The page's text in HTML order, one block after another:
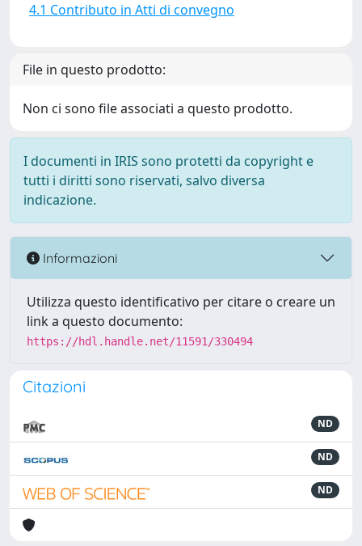
4.1 Contributo in Atti di convegno
File in questo prodotto:
Non ci sono file associati a questo prodotto.
I documenti in IRIS sono protetti da copyright e
tutti i diritti sono riservati, salvo diversa
indicazione.
Informazioni
Utilizza questo identificativo per citare o creare un
link a questo documento:
https://hdl.handle.net/11591/330494
Citazioni
ND
ND
ND